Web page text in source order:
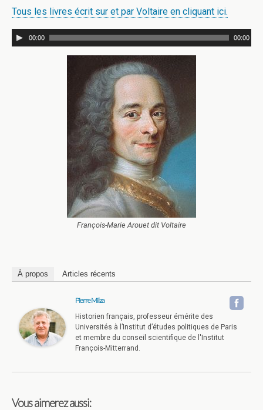
Tous les livres écrit sur et par Voltaire en cliquant ici.
00:00 00:00
François-Marie Arouet dit Voltaire
À propos Articles récents
Pierre Milza
Historien français, professeur émérite des
Universités à l’Institut d’études politiques de Paris
et membre du conseil scientifique de l'Institut
François-Mitterrand.
Vous aimerez aussi: